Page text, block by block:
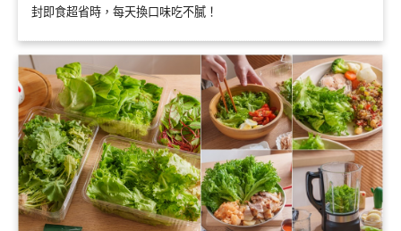
封即食超省時，每天換口味吃不膩！